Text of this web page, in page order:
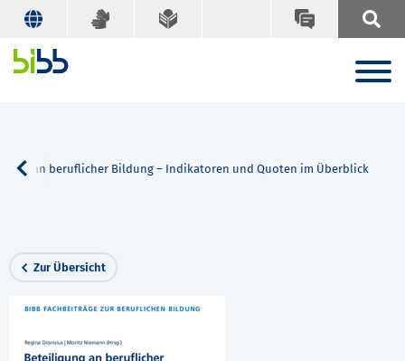
an beruflicher Bildung – Indikatoren und Quoten im Überblick
Zur Übersicht